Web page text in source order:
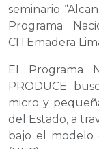
seminario
Programa
CITEmadera
El Programa
PRODUCE
micro y
del Estado, a
bajo el modelo